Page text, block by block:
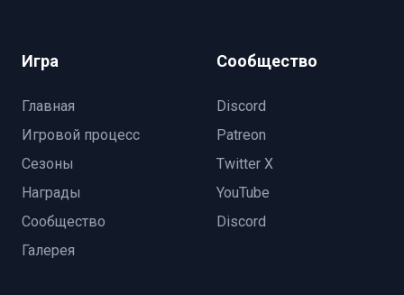
Игра
Главная
Игровой процесс
Сезоны
Награды
Сообщество
Галерея
Сообщество
Discord
Patreon
Twitter X
YouTube
Discord